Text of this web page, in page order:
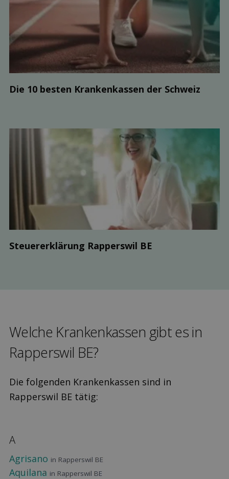
Die 10 besten Kranken­kassen der Schweiz
Steuer­erklärung Rapperswil BE
Welche Kranken­kassen gibt es in
Rapperswil BE?
Die folgenden Krankenkassen sind in
Rapperswil BE tätig:
A
Agrisano in Rapperswil BE
Aquilana in Rapperswil BE